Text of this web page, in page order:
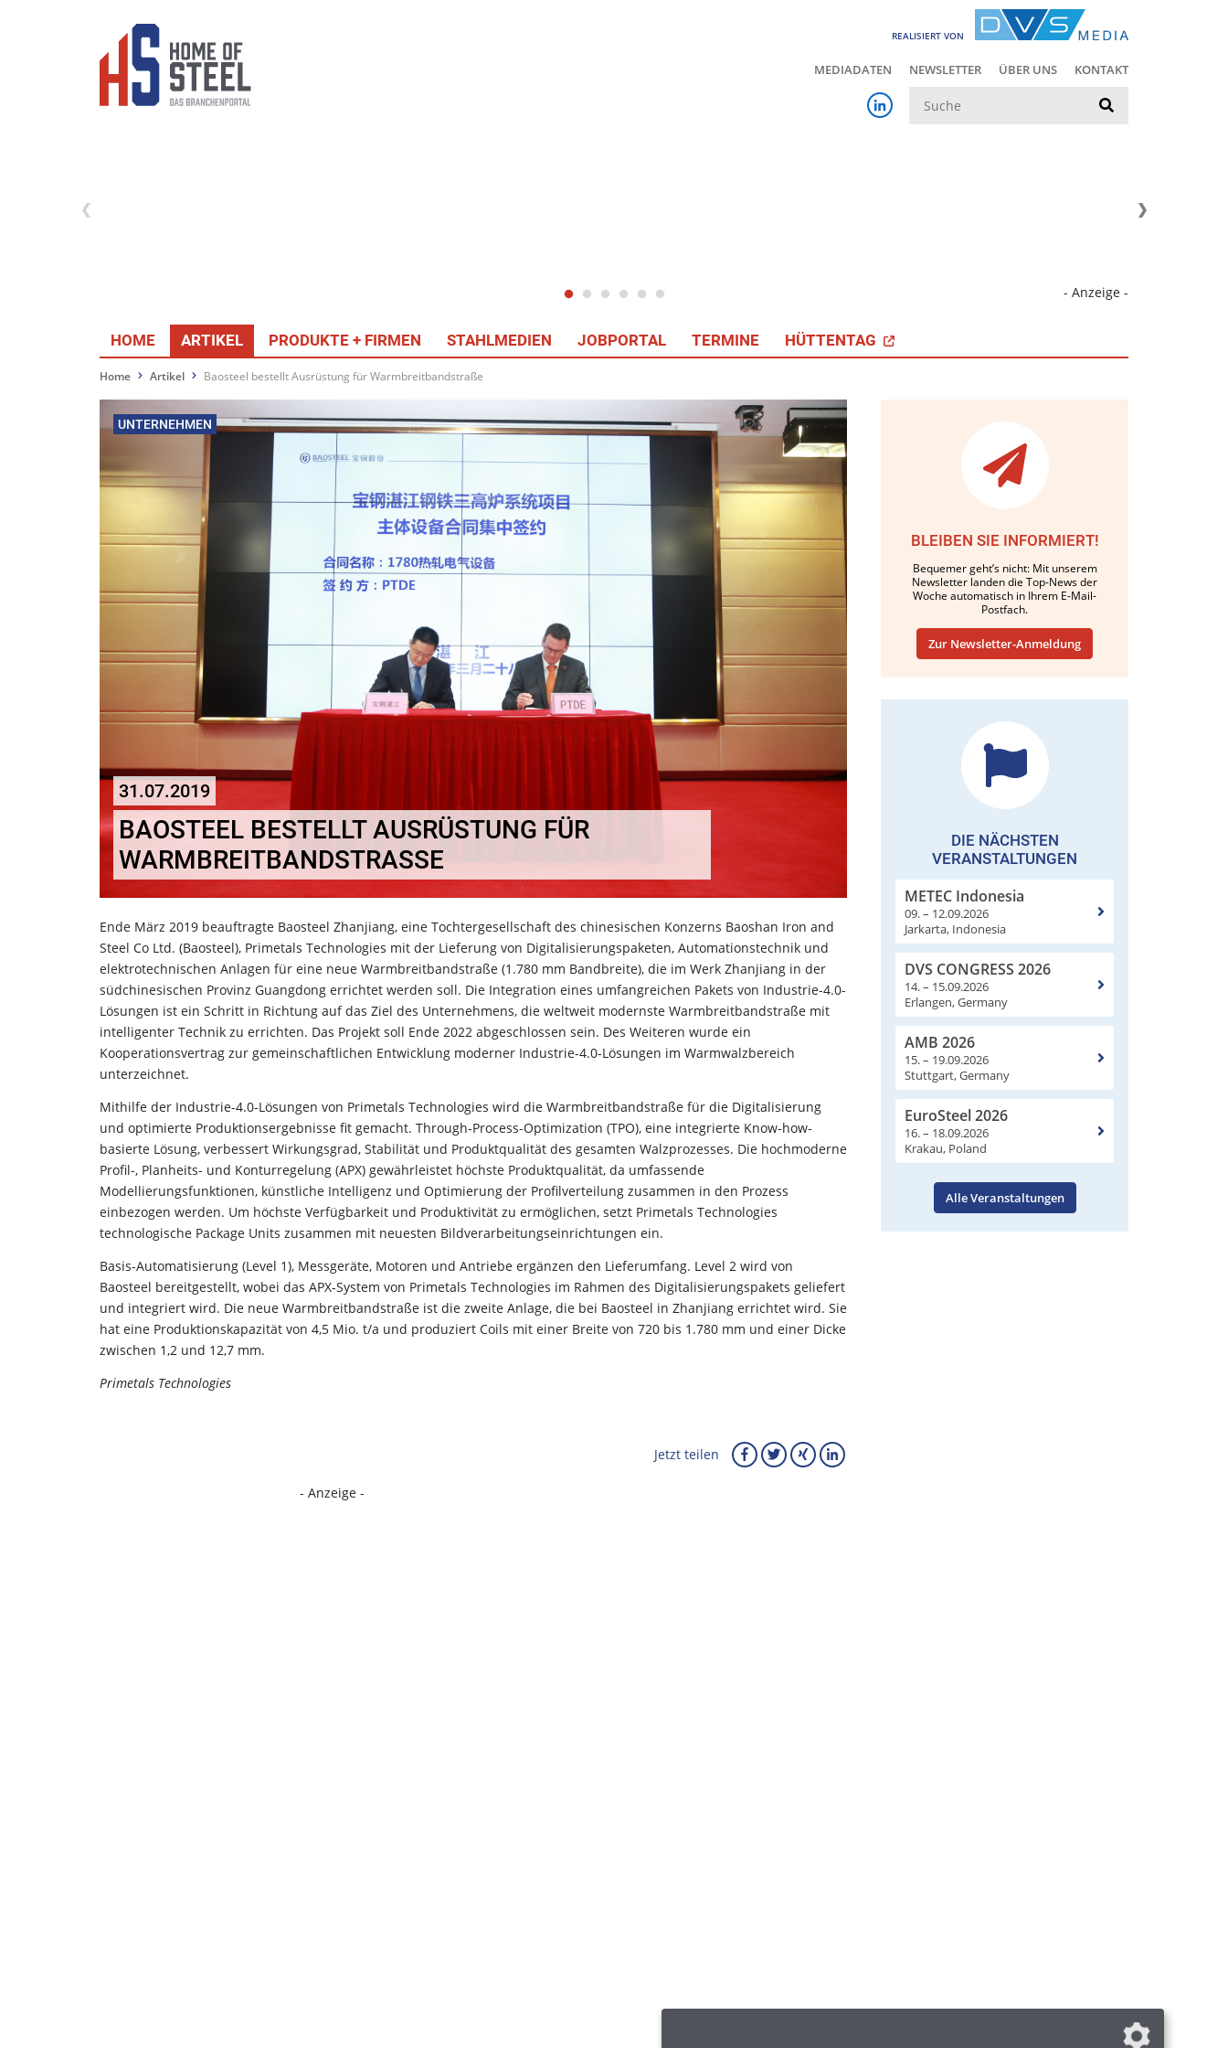
REALISIERT VON
MEDIADATEN NEWSLETTER ÜBER UNS KONTAKT
- Anzeige -
HOME ARTIKEL PRODUKTE + FIRMEN STAHLMEDIEN JOBPORTAL TERMINE HÜTTENTAG
Home Artikel Baosteel bestellt Ausrüstung für Warmbreitbandstraße
UNTERNEHMEN
31.07.2019
BAOSTEEL BESTELLT AUSRÜSTUNG FÜR
WARMBREITBANDSTRASSE
Ende März 2019 beauftragte Baosteel Zhanjiang, eine Tochtergesellschaft des chinesischen Konzerns Baoshan Iron and
Steel Co Ltd. (Baosteel), Primetals Technologies mit der Lieferung von Digitalisierungspaketen, Automationstechnik und
elektrotechnischen Anlagen für eine neue Warmbreitbandstraße (1.780 mm Bandbreite), die im Werk Zhanjiang in der
südchinesischen Provinz Guangdong errichtet werden soll. Die Integration eines umfangreichen Pakets von Industrie-4.0-
Lösungen ist ein Schritt in Richtung auf das Ziel des Unternehmens, die weltweit modernste Warmbreitbandstraße mit
intelligenter Technik zu errichten. Das Projekt soll Ende 2022 abgeschlossen sein. Des Weiteren wurde ein
Kooperationsvertrag zur gemeinschaftlichen Entwicklung moderner Industrie-4.0-Lösungen im Warmwalzbereich
unterzeichnet.
Mithilfe der Industrie-4.0-Lösungen von Primetals Technologies wird die Warmbreitbandstraße für die Digitalisierung
und optimierte Produktionsergebnisse fit gemacht. Through-Process-Optimization (TPO), eine integrierte Know-how-
basierte Lösung, verbessert Wirkungsgrad, Stabilität und Produktqualität des gesamten Walzprozesses. Die hochmoderne
Profil-, Planheits- und Konturregelung (APX) gewährleistet höchste Produktqualität, da umfassende
Modellierungsfunktionen, künstliche Intelligenz und Optimierung der Profilverteilung zusammen in den Prozess
einbezogen werden. Um höchste Verfügbarkeit und Produktivität zu ermöglichen, setzt Primetals Technologies
technologische Package Units zusammen mit neuesten Bildverarbeitungseinrichtungen ein.
Basis-Automatisierung (Level 1), Messgeräte, Motoren und Antriebe ergänzen den Lieferumfang. Level 2 wird von
Baosteel bereitgestellt, wobei das APX-System von Primetals Technologies im Rahmen des Digitalisierungspakets geliefert
und integriert wird. Die neue Warmbreitbandstraße ist die zweite Anlage, die bei Baosteel in Zhanjiang errichtet wird. Sie
hat eine Produktionskapazität von 4,5 Mio. t/a und produziert Coils mit einer Breite von 720 bis 1.780 mm und einer Dicke
zwischen 1,2 und 12,7 mm.
Primetals Technologies
Jetzt teilen
BLEIBEN SIE INFORMIERT!
Bequemer geht’s nicht: Mit unserem
Newsletter landen die Top-News der
Woche automatisch in Ihrem E-Mail-
Postfach.
Zur Newsletter-Anmeldung
DIE NÄCHSTEN
VERANSTALTUNGEN
METEC Indonesia
09. – 12.09.2026
Jarkarta, Indonesia
DVS CONGRESS 2026
14. – 15.09.2026
Erlangen, Germany
AMB 2026
15. – 19.09.2026
Stuttgart, Germany
EuroSteel 2026
16. – 18.09.2026
Krakau, Poland
Alle Veranstaltungen
- Anzeige -